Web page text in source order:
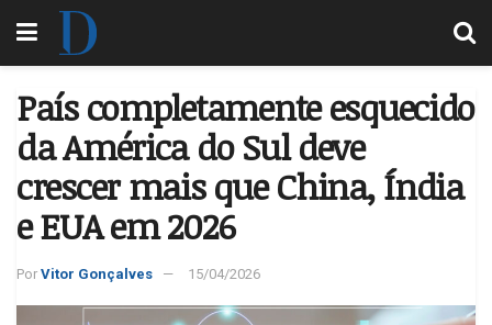
País completamente esquecido
da América do Sul deve
crescer mais que China, Índia
e EUA em 2026
Por Vitor Gonçalves 15/04/2026